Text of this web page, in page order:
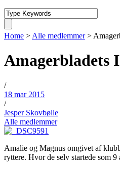
Home > Alle medlemmer >
Amagerbladets
/
18 mar 2015
/
Jesper Skovbølle
Alle medlemmer
Amalie og Magnus omgivet af
ryttere. Hvor de selv startede som 9